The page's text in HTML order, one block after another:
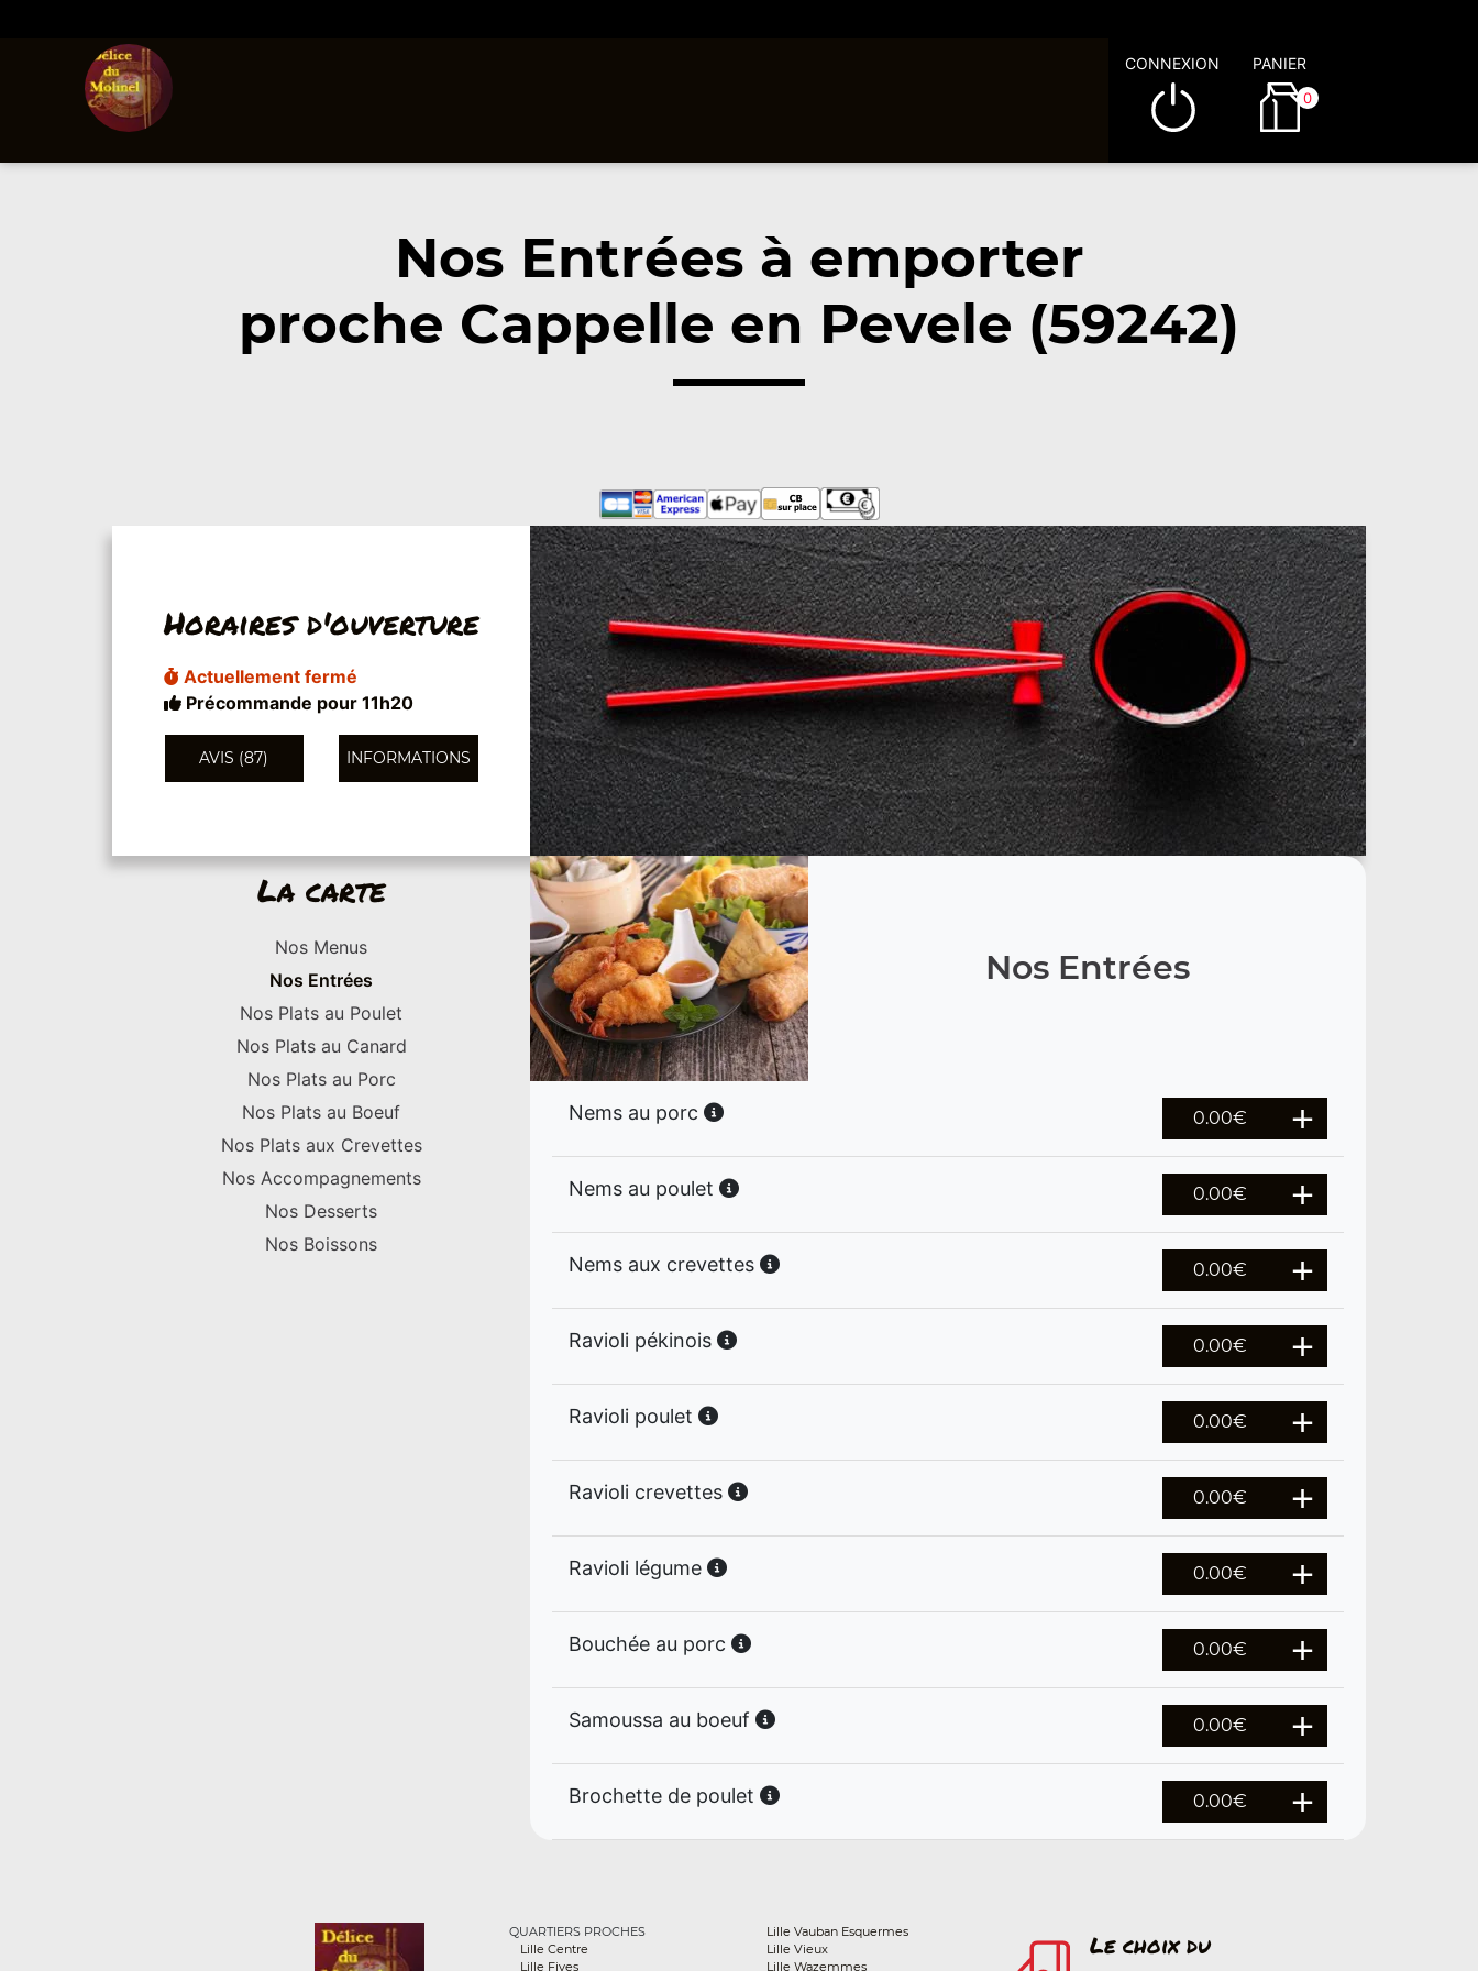
CONNEXION PANIER
0
Nos Entrées à emporter
proche Cappelle en Pevele (59242)
Horaires d'ouverture
Actuellement fermé
Précommande pour 11h20
AVIS (87) INFORMATIONS
La carte
Nos Menus
Nos Entrées
Nos Plats au Poulet
Nos Plats au Canard
Nos Plats au Porc
Nos Plats au Boeuf
Nos Plats aux Crevettes
Nos Accompagnements
Nos Desserts
Nos Boissons
Nos Entrées
Nems au porc 0.00€
Nems au poulet 0.00€
Nems aux crevettes 0.00€
Ravioli pékinois 0.00€
Ravioli poulet 0.00€
Ravioli crevettes 0.00€
Ravioli légume 0.00€
Bouchée au porc 0.00€
Samoussa au boeuf 0.00€
Brochette de poulet 0.00€
QUARTIERS PROCHES
Lille Centre
Lille Fives
Lille Vauban Esquermes
Lille Vieux
Lille Wazemmes
Le choix du